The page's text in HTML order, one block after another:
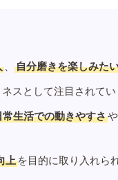
、 自分磨きを楽しみた
スとして注目されてい
常生活での動きやすさや
上 を目的に取り入れら